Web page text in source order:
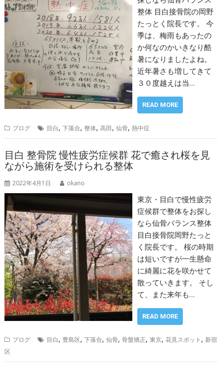
整体 目白接骨院の岡野
たっとく院長です。 今
季は、梅雨もあったの
か何なのかいきなり酷
暑になりましたよね。
近年暑さも増してきて
３０度越えは当…
READ MORE
ブログ 目白,下落合,整体,高田,仙骨,熱中症
目白 整骨院 慢性疲労症候群 花で癒され桜を見
ながら施術を受けられる整体
2022年4月1日 okano
東京・目白で慢性疲労
症候群で整体をお探し
なら仙骨バランス整体
目白接骨院岡野たっと
く院長です。 桜の時期
は短いですが一生懸命
に綺麗に花を咲かせて
散っていきます。 そし
て、また来年も…
READ MORE
ブログ 目白, 豊島区,下落合,仙骨,骨盤矯正,東京,花見スポット , 新宿
区